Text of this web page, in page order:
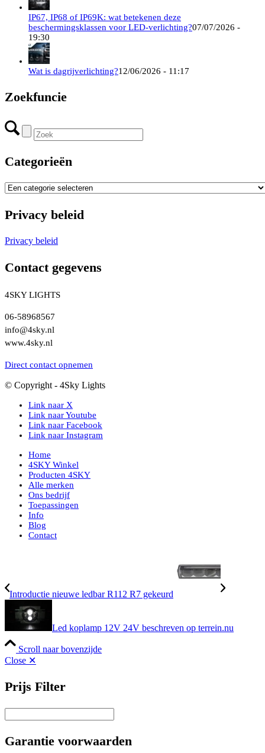
IP67, IP68 of IP69K: wat betekenen deze
beschermingsklassen voor LED-verlichting?07/07/2026 -
19:30
Wat is dagrijverlichting?12/06/2026 - 11:17
Zoekfuncie
Categorieën
Privacy beleid
Privacy beleid
Contact gegevens
4SKY LIGHTS
06-58968567
info@4sky.nl
www.4sky.nl
Direct contact opnemen
© Copyright - 4Sky Lights
Link naar X
Link naar Youtube
Link naar Facebook
Link naar Instagram
Home
4SKY Winkel
Producten 4SKY
Alle merken
Ons bedrijf
Toepassingen
Info
Blog
Contact
Introductie nieuwe ledbar R112 R7 gekeurd
Led koplamp 12V 24V beschreven op terrein.nu
Scroll naar bovenzijde
Close ✕
Prijs Filter
Garantie voorwaarden